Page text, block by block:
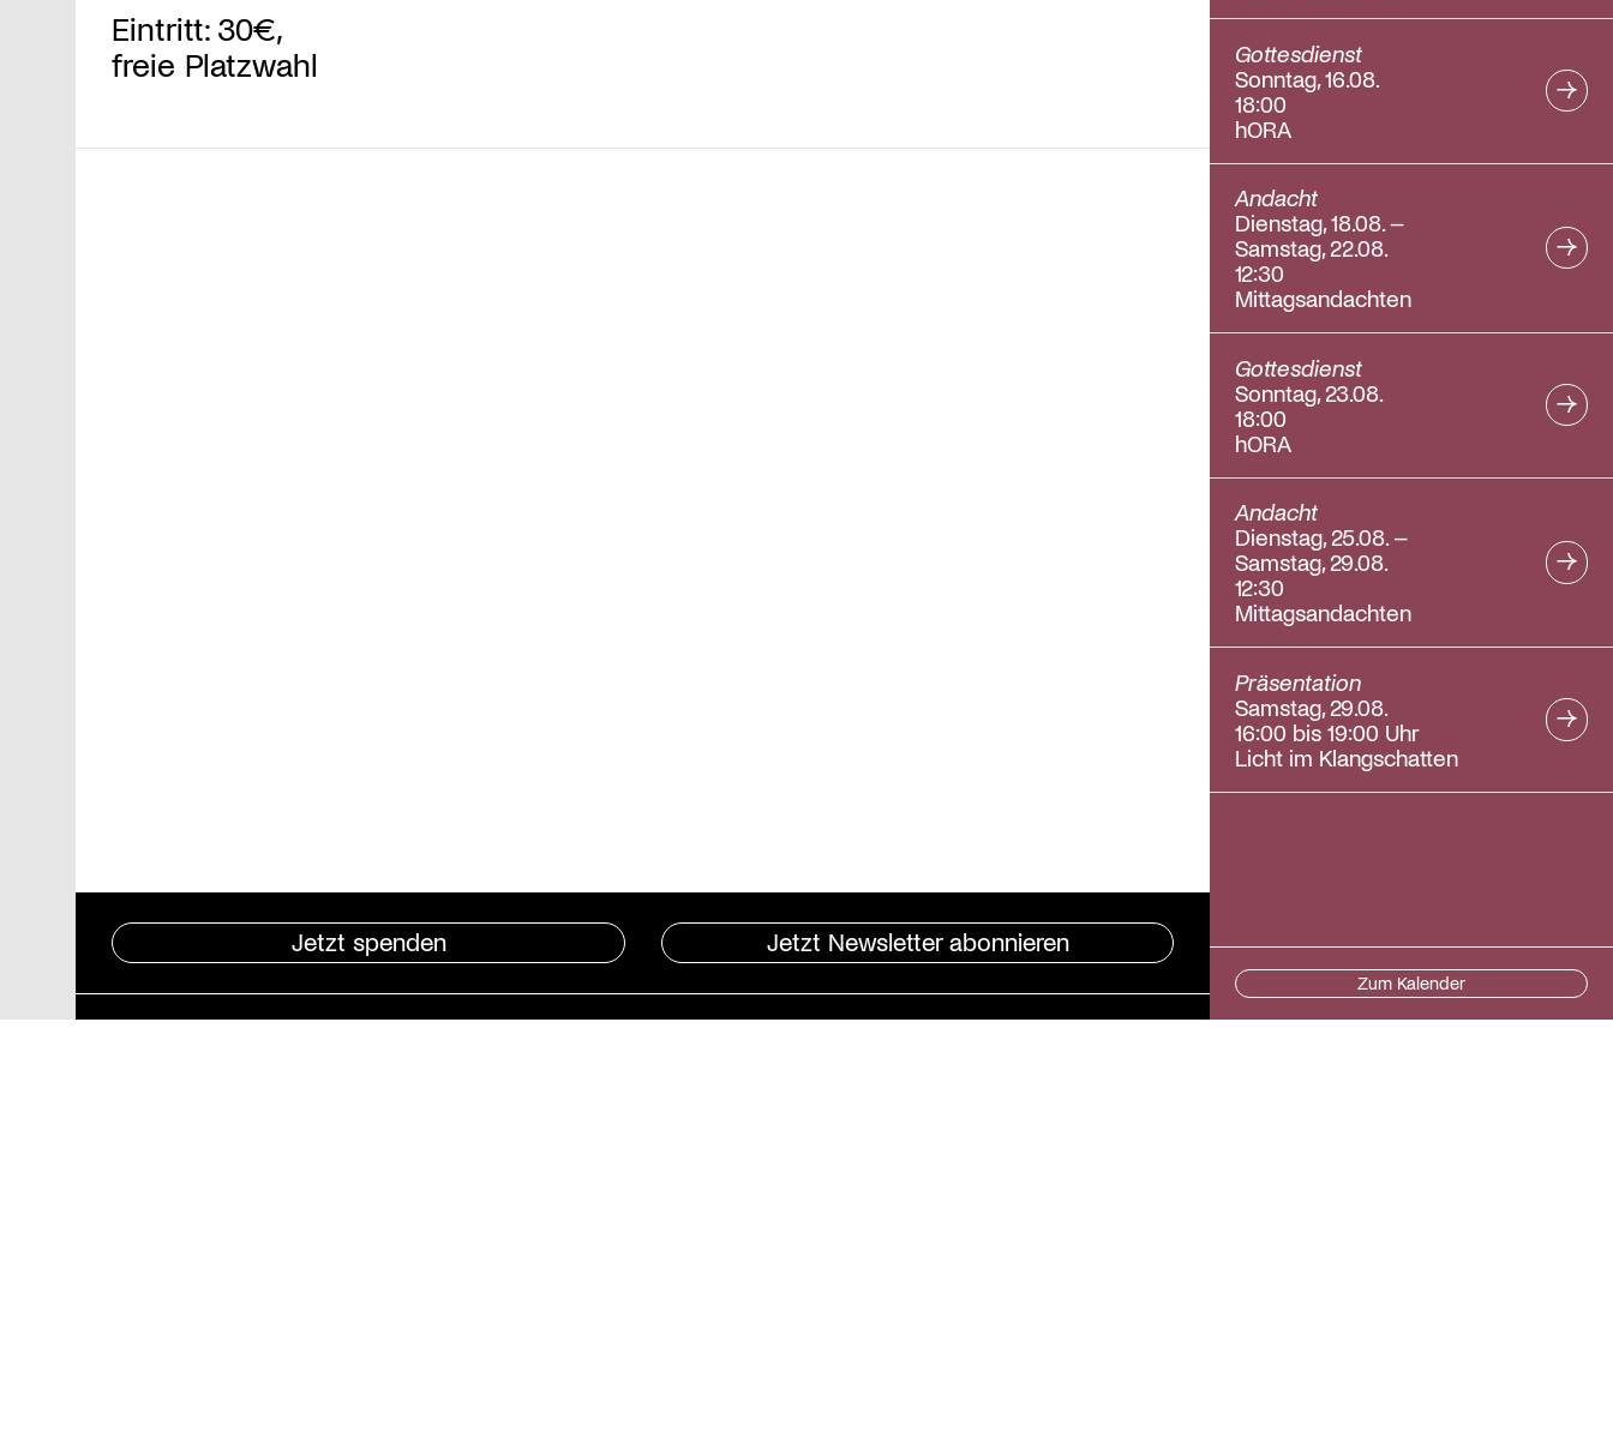
Eintritt: 30€,
freie Platzwahl
Jetzt spenden Jetzt Newsletter abonnieren
Gottesdienst
Sonntag, 16.08.
18:00
hORA
Andacht
Dienstag, 18.08. –
Samstag, 22.08.
12:30
Mittagsandachten
Gottesdienst
Sonntag, 23.08.
18:00
hORA
Andacht
Dienstag, 25.08. –
Samstag, 29.08.
12:30
Mittagsandachten
Präsentation
Samstag, 29.08.
16:00 bis 19:00 Uhr
Licht im Klangschatten
Zum Kalender